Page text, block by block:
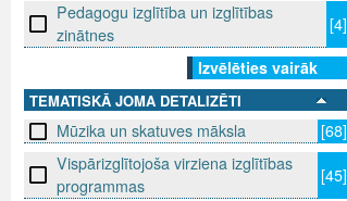
Pedagogu izglītība un izglītības
zinātnes
[4]
Izvēlēties vairāk
TEMATISKĀ JOMA DETALIZĒTI
Mūzika un skatuves māksla
[68]
Vispārizglītojoša virziena izglītības
programmas
[45]